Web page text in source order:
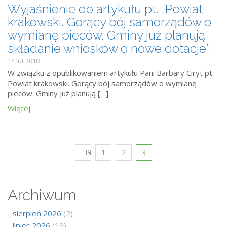
Wyjaśnienie do artykułu pt. „Powiat
krakowski. Gorący bój samorządów o
wymianę pieców. Gminy już planują
składanie wniosków o nowe dotacje”.
14 lut 2018
W związku z opublikowaniem artykułu Pani Barbary Ciryt pt.
Powiat krakowski. Gorący bój samorządów o wymianę
pieców. Gminy już planują […]
Więcej
Poprzedni
1 2 3
Archiwum
sierpień 2026 (2)